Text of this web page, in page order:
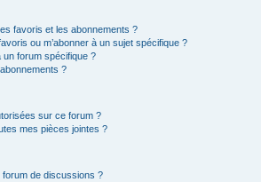
favoris et les abonnements ?
ou m’abonner à un sujet spécifique ?
un forum spécifique ?
?
sur ce forum ?
mes pièces jointes ?
forum de discussions ?